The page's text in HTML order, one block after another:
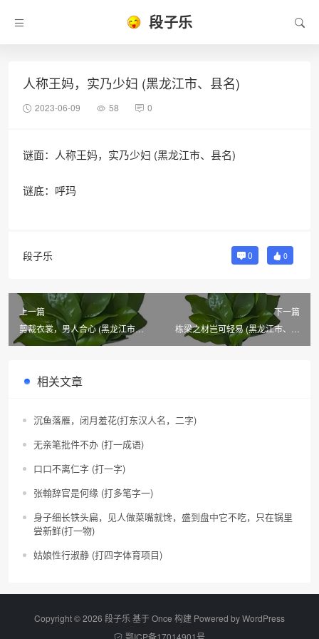
段子乐
人称王妈，实乃少妇 (黑龙江市、县名)
2023-06-09 58 0
谜面：人称王妈，实乃少妇 (黑龙江市、县名)
谜底：呼玛
段子乐 0 0
上一篇
剪裁衣裳，男人合心 (黑龙江市、
县名)
下一篇
栋梁之材岂可轻易 (黑龙江市、县
相关文章
沉鱼落雁，闭月羞花(打东汉人名，二字)
无亲笔批件不办 (打一成语)
口口不离仁字 (打一字)
张翰辞官是何缘 (打多笔字一)
身子细长铁头扁，见人做菜嘴就馋，盛到盘中它不吃，只在锅里
尝新鲜(打一物)
姑娘性行淑静 (打四字体育项目)
Copyright © 2026 段子乐 基于 Once 构建 Powered byWordPress
鄂ICP备17014901号